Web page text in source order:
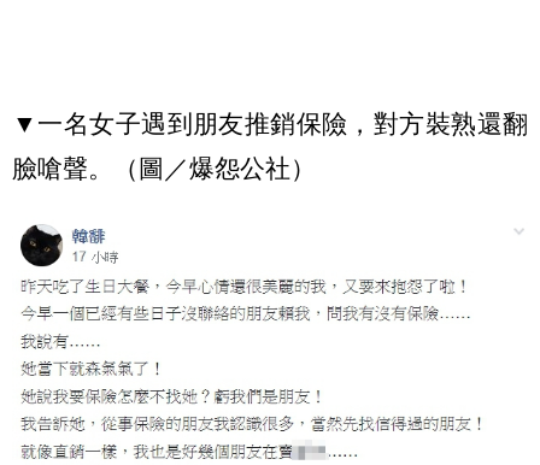
▼一名女子遇到朋友推銷保險，對方裝熟還翻
臉嗆聲。（圖／爆怨公社）